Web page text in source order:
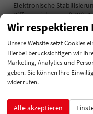
Elektronische
Differenzialsperre (EDS),
(ASR), Elektronische
Querdifferenzialsperre
Höheneinstellbare
Gurtstraffern
Wir
Unsere Website setzt Cookies
Hierbei berücksichtigen wir
Marketing, Analytics und
geben. Sie können Ihre
widerrufen.
Alle akzeptieren